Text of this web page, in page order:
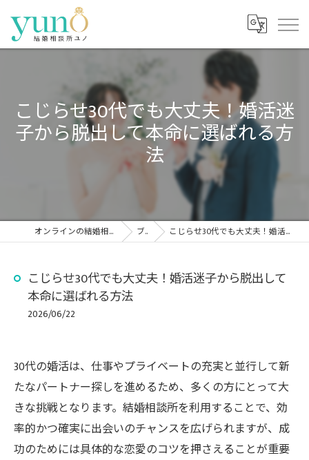
こじらせ30代でも大丈夫！婚活迷
子から脱出して本命に選ばれる方
法
オンラインの結婚相談所なら結婚相談所ユノ ブログ こじらせ30代でも大丈夫！婚活迷子から脱出して本命に選ばれる方法
こじらせ30代でも大丈夫！婚活迷子から脱出して
本命に選ばれる方法
2026/06/22
30代の婚活は、仕事やプライベートの充実と並行して新
たなパートナー探しを進めるため、多くの方にとって大
きな挑戦となります。結婚相談所を利用することで、効
率的かつ確実に出会いのチャンスを広げられますが、成
功のためには具体的な恋愛のコツを押さえることが重要